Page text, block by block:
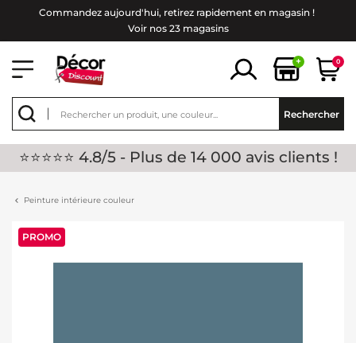
Commandez aujourd'hui, retirez rapidement en magasin !
Voir nos 23 magasins
+ 0
Rechercher
⭐⭐⭐⭐⭐ 4.8/5 - Plus de 14 000 avis clients !
Peinture intérieure couleur
PROMO